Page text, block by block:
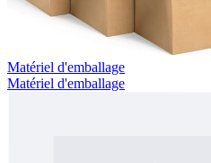
Matériel d'emballage
Matériel d'emballage